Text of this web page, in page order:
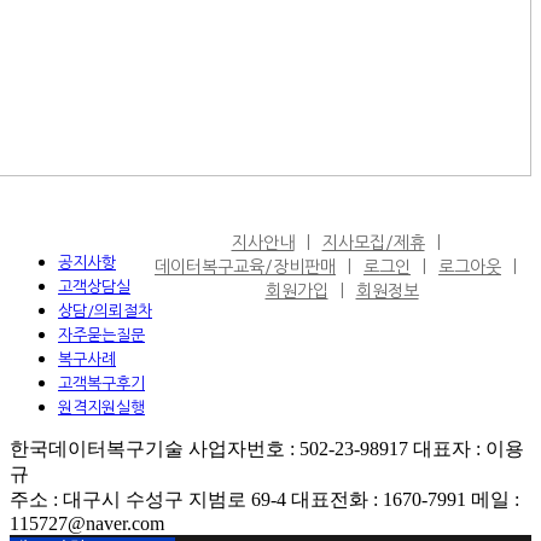
공지사항
고객상담실
상담/의뢰절차
자주묻는질문
복구사례
고객복구후기
원격지원실행
지사안내
지사모집/제휴
데이터복구교육/장비판매
로그인
로그아웃
회원가입
회원정보
한국데이터복구기술 사업자번호 : 502-23-98917 대표자 : 이용
규
주소 : 대구시 수성구 지범로 69-4 대표전화 : 1670-7991 메일 :
115727@naver.com